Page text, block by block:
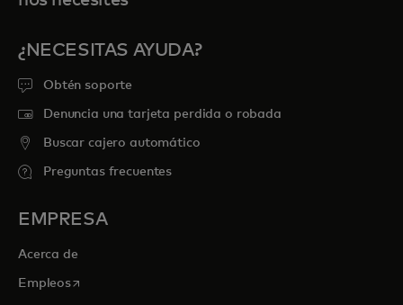
¿NECESITAS AYUDA?
Obtén soporte
Denuncia una tarjeta perdida o robada
Buscar cajero automático
Preguntas frecuentes
EMPRESA
Acerca de
Empleosse abre en una pestaña nueva